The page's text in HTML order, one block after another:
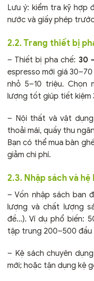
Lưu ý: kiểm tra kỹ hợp
nước và giấy phép
2.2. Trang thiết bị
– Thiết bị pha chế: 30
espresso mới giá
nhỏ 5–10 triệu. Chọn
lượng tốt giúp tiết kiệm
– Nội thất và vật
thoải mái, quầy thu
Bạn có thể mua bàn
giảm chi phí.
2.3. Nhập sách và hệ
– Vốn nhập sách ban
lượng và chất lượng
đề…). Ví dụ phổ biến:
tập trung 200–500 đầu
– Kệ sách chuyên
mới; hoặc tận dụng kệ